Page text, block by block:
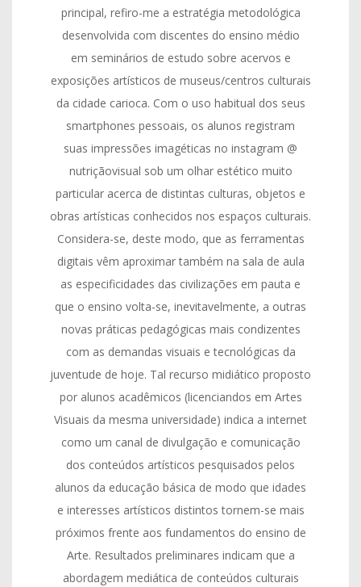
principal, refiro-me a estratégia metodológica
desenvolvida com discentes do ensino médio
em seminários de estudo sobre acervos e
exposições artísticos de museus/centros culturais
da cidade carioca. Com o uso habitual dos seus
smartphones pessoais, os alunos registram
suas impressões imagéticas no instagram @
nutriçãovisual sob um olhar estético muito
particular acerca de distintas culturas, objetos e
obras artísticas conhecidos nos espaços culturais.
Considera-se, deste modo, que as ferramentas
digitais vêm aproximar também na sala de aula
as especificidades das civilizações em pauta e
que o ensino volta-se, inevitavelmente, a outras
novas práticas pedagógicas mais condizentes
com as demandas visuais e tecnológicas da
juventude de hoje. Tal recurso midiático proposto
por alunos acadêmicos (licenciandos em Artes
Visuais da mesma universidade) indica a internet
como um canal de divulgação e comunicação
dos conteúdos artísticos pesquisados pelos
alunos da educação básica de modo que idades
e interesses artísticos distintos tornem-se mais
próximos frente aos fundamentos do ensino de
Arte. Resultados preliminares indicam que a
abordagem mediática de conteúdos culturais